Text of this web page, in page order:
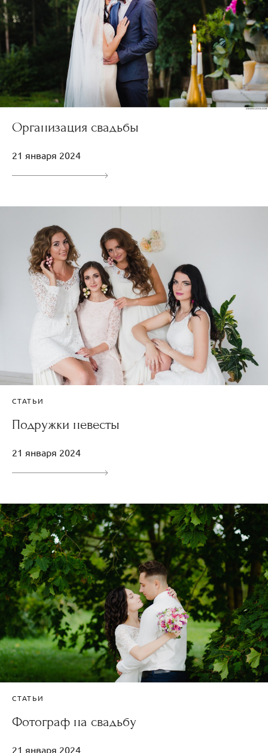
Организация свадьбы
21 января 2024
СТАТЬИ
Подружки невесты
21 января 2024
СТАТЬИ
Фотограф на свадьбу
21 января 2024